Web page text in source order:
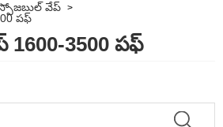
వేప్ >
పఫ్
3500 పఫ్